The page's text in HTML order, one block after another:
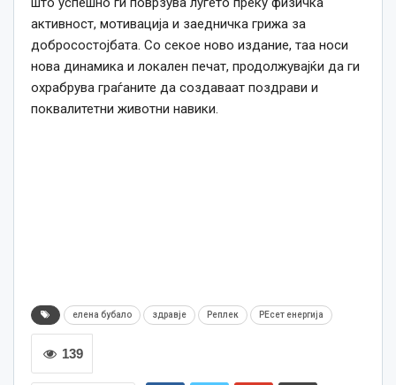
активност, мотивација и заедничка грижа за
добросостојбата. Со секое ново издание, таа носи
нова динамика и локален печат, продолжувајќи да ги
охрабрува граѓаните да создаваат поздрави и
поквалитетни животни навики.
елена бубало здравје Реплек РЕсет енергија
139